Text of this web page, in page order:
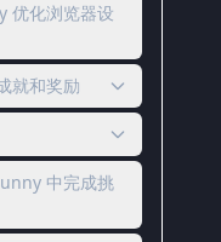
优化浏览器设
就和奖励
中完成挑